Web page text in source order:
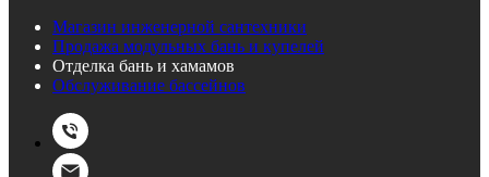
Магазин инженерной сантехники
Продажа модульных бань и купелей
Отделка бань и хамамов
Обслуживание бассейнов